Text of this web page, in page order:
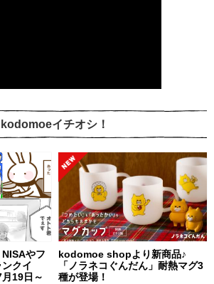
kodomoeイチオシ！
NISAやフ
クイ
19日～
kodomoe shopより新商品♪
「ノラネコぐんだん」耐熱マグ3
種が登場！